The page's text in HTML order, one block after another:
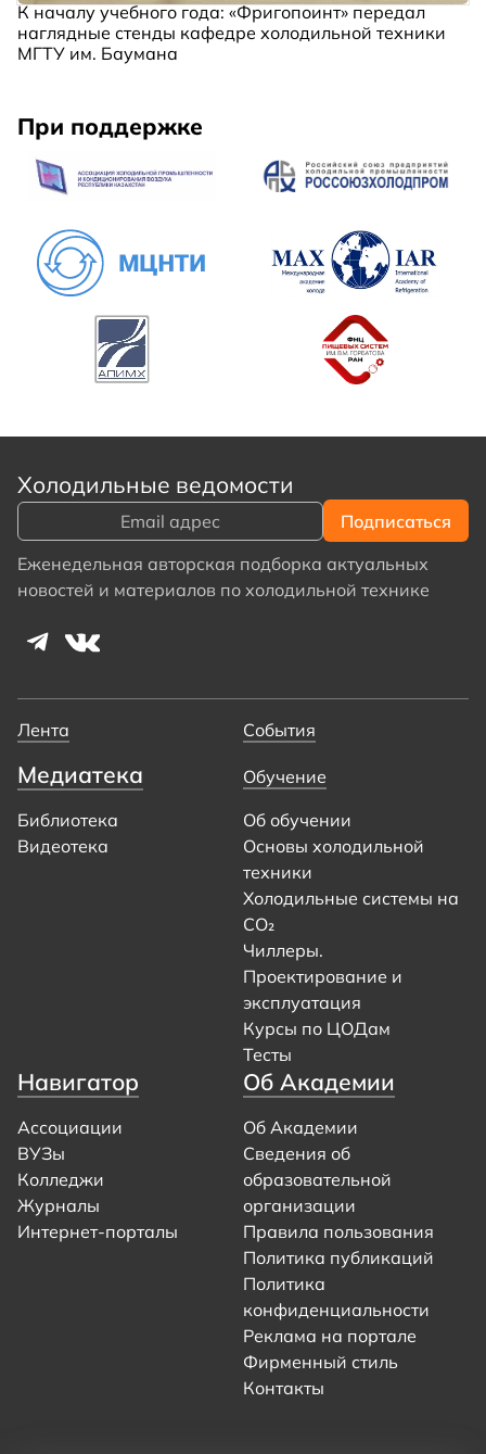
К началу учебного года: «Фригопоинт» передал
наглядные стенды кафедре холодильной техники
МГТУ им. Баумана
При поддержке
Холодильные ведомости
Еженедельная авторская подборка актуальных
новостей и материалов по холодильной технике
Лента События
Медиатека
Библиотека
Видеотека
Обучение
Об обучении
Основы холодильной
техники
Холодильные системы на
CO₂
Чиллеры.
Проектирование и
эксплуатация
Курсы по ЦОДам
Тесты
Навигатор
Ассоциации
ВУЗы
Колледжи
Журналы
Интернет-порталы
Об Академии
Об Академии
Сведения об
образовательной
организации
Правила пользования
Политика публикаций
Политика
конфиденциальности
Реклама на портале
Фирменный стиль
Контакты